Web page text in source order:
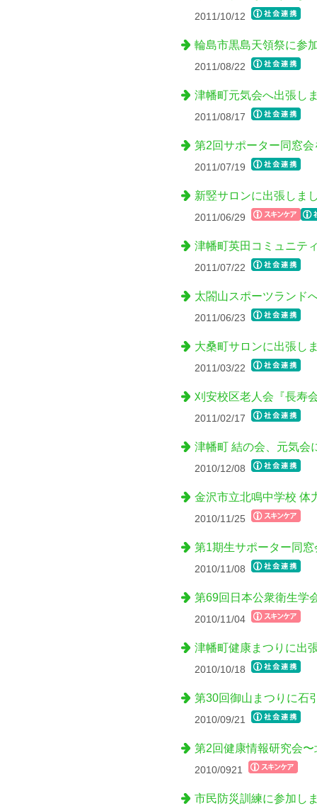
2011/10/12
輪島市黒島天領祭に参
2011/08/22
津幡町元気会へ出張し
2011/08/17
第2回サポーター同窓
2011/07/19
新竪サロンに出張しま
2011/06/29
津幡町英田コミュニテ
2011/07/22
太閤山スポーツランド
2011/06/23
大桑町サロンに出張し
2011/03/22
刈安校区老人会『長寿
2011/02/17
津幡町 結の会、元気会
2010/12/08
金沢市立北鳴中学校 体
2010/11/25
第1期生サポーター同
2010/11/08
第69回日本公衆衛生学
2010/11/04
津幡町健康まつりに出
2010/10/18
第30回御山まつりに石
2010/09/21
第2回健康情報研究会
2010/0921
市民防災訓練に参加し